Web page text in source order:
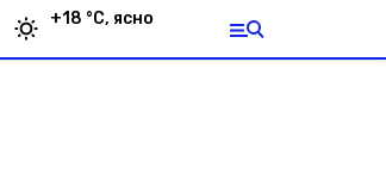
+18 °С, ясно